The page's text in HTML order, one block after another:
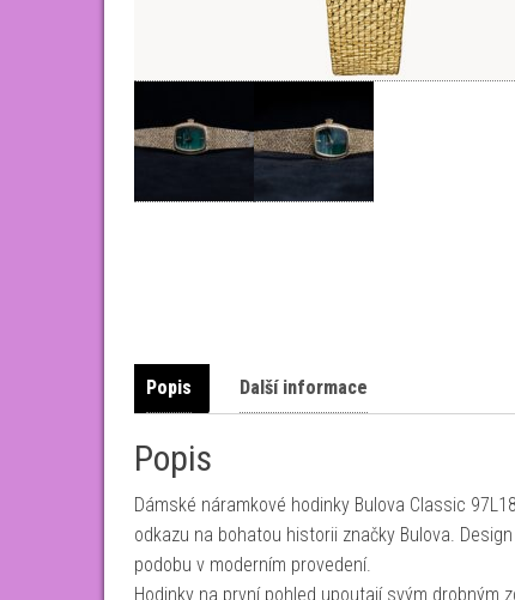
Popis Další informace
Popis
Dámské náramkové hodinky Bulova Classic
odkazu na bohatou historii značky Bulova.
podobu v moderním provedení.
Hodinky na první pohled upoutají svým drobným